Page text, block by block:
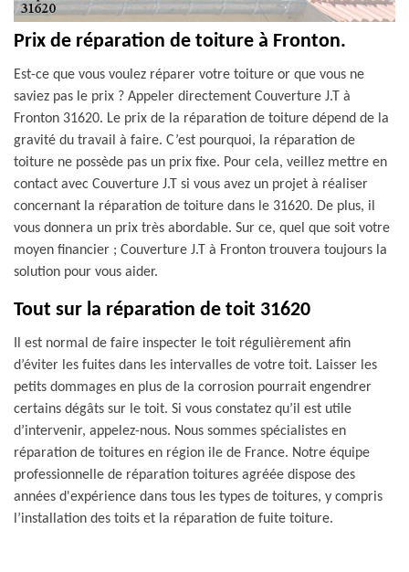
Prix de réparation de toiture à Fronton.
Est-ce que vous voulez réparer votre toiture or que vous ne
saviez pas le prix ? Appeler directement Couverture J.T à
Fronton 31620. Le prix de la réparation de toiture dépend de la
gravité du travail à faire. C’est pourquoi, la réparation de
toiture ne possède pas un prix fixe. Pour cela, veillez mettre en
contact avec Couverture J.T si vous avez un projet à réaliser
concernant la réparation de toiture dans le 31620. De plus, il
vous donnera un prix très abordable. Sur ce, quel que soit votre
moyen financier ; Couverture J.T à Fronton trouvera toujours la
solution pour vous aider.
Tout sur la réparation de toit 31620
Il est normal de faire inspecter le toit régulièrement afin
d’éviter les fuites dans les intervalles de votre toit. Laisser les
petits dommages en plus de la corrosion pourrait engendrer
certains dégâts sur le toit. Si vous constatez qu’il est utile
d’intervenir, appelez-nous. Nous sommes spécialistes en
réparation de toitures en région ile de France. Notre équipe
professionnelle de réparation toitures agréée dispose des
années d'expérience dans tous les types de toitures, y compris
l’installation des toits et la réparation de fuite toiture.